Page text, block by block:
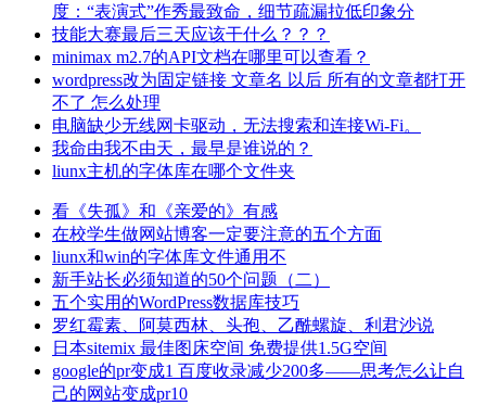
度：“表演式”作秀最致命，细节疏漏拉低印象分
技能大赛最后三天应该干什么？？？
minimax m2.7的API文档在哪里可以查看？
wordpress改为固定链接 文章名 以后 所有的文章都打开
不了 怎么处理
电脑缺少无线网卡驱动，无法搜索和连接Wi-Fi。
我命由我不由天，最早是谁说的？
liunx主机的字体库在哪个文件夹
看《失孤》和《亲爱的》有感
在校学生做网站博客一定要注意的五个方面
liunx和win的字体库文件通用不
新手站长必须知道的50个问题（二）
五个实用的WordPress数据库技巧
罗红霉素、阿莫西林、头孢、乙酰螺旋、利君沙说
日本sitemix 最佳图床空间 免费提供1.5G空间
google的pr变成1 百度收录减少200多——思考怎么让自
己的网站变成pr10